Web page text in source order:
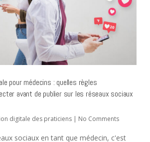
pour médecins : quelles règles
avant de publier sur les réseaux sociaux
digitale des praticiens | No Comments
sociaux en tant que médecin, c'est